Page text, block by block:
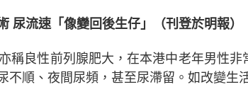
尿流速「像變回後生仔」（刊登於明報）
稱良性前列腺肥大，在本港中老年男性
不順、夜間尿頻，甚至尿滯留。如改變